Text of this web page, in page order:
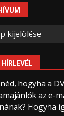
HÍRLEVÉL
hogyha a
az e-
Hogyha